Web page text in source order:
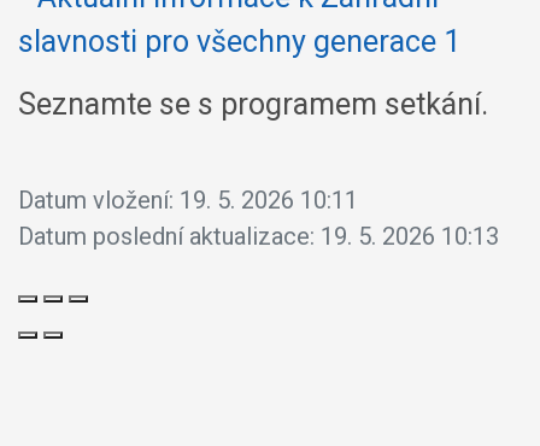
Seznamte se s programem setkání.
Datum vložení: 19. 5. 2026 10:11
Datum poslední aktualizace: 19. 5. 2026 10:13